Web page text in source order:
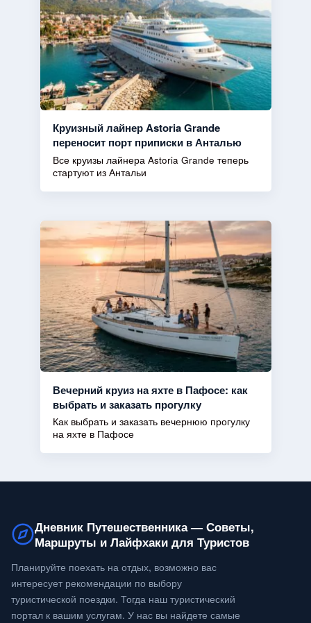
Круизный лайнер Astoria Grande
переносит порт приписки в Анталью
Все круизы лайнера Astoria Grande теперь
стартуют из Антальи
Вечерний круиз на яхте в Пафосе: как
выбрать и заказать прогулку
Как выбрать и заказать вечернюю прогулку
на яхте в Пафосе
Дневник Путешественника — Советы,
Маршруты и Лайфхаки для Туристов
Планируйте поехать на отдых, возможно вас
интересует рекомендации по выбору
туристической поездки. Тогда наш туристический
портал к вашим услугам. У нас вы найдете самые